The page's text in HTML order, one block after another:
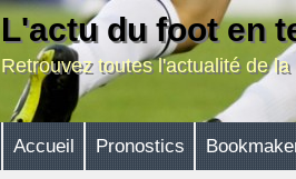
L'actu du foot en
Retrouvez toutes l'actualité de
Accueil Pronostics